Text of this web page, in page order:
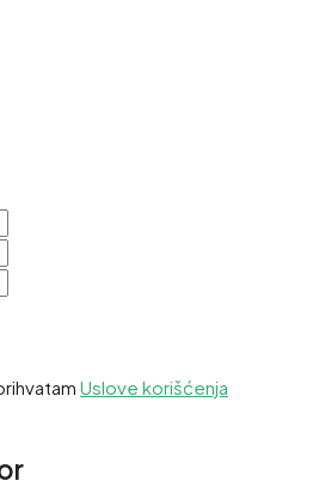
Uslove korišćenja